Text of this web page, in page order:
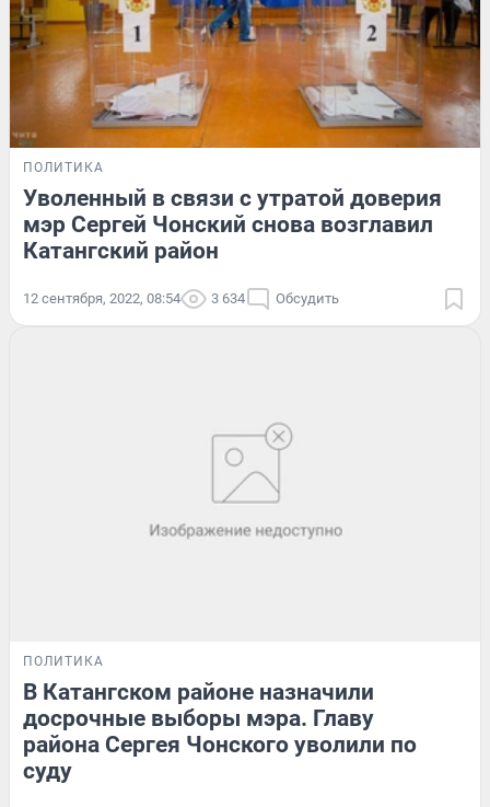
ПОЛИТИКА
Уволенный в связи с утратой доверия
мэр Сергей Чонский снова возглавил
Катангский район
12 сентября, 2022, 08:54 3 634 Обсудить
ПОЛИТИКА
В Катангском районе назначили
досрочные выборы мэра. Главу
района Сергея Чонского уволили по
суду